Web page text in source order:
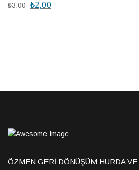
₺3,00 ₺2,00
ÖZMEN GERİ DÖNÜŞÜM HURDA VE